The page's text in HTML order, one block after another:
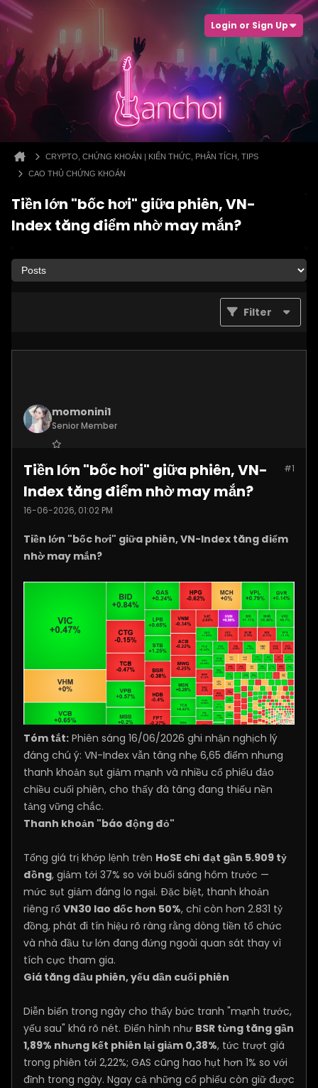
Login or Sign Up
CRYPTO, CHỨNG KHOÁN | KIẾN THỨC, PHÂN TÍCH, TIPS
CAO THỦ CHỨNG KHOÁN
Tiền lớn "bốc hơi" giữa phiên, VN-
Index tăng điểm nhờ may mắn?
Filter
momonini1
Senior Member
Posts:
5399 #1
Tiền lớn "bốc hơi" giữa phiên, VN-
Index tăng điểm nhờ may mắn?
16-06-2026, 01:02 PM
Tiền lớn "bốc hơi" giữa phiên, VN-Index tăng điểm
nhờ may mắn?
Tóm tắt: Phiên sáng 16/06/2026 ghi nhận nghịch lý
đáng chú ý: VN-Index vẫn tăng nhẹ 6,65 điểm nhưng
thanh khoản sụt giảm mạnh và nhiều cổ phiếu đảo
chiều cuối phiên, cho thấy đà tăng đang thiếu nền
tảng vững chắc.
Thanh khoản "báo động đỏ"
Tổng giá trị khớp lệnh trên HoSE chỉ đạt gần 5.909 tỷ
đồng, giảm tới 37% so với buổi sáng hôm trước —
mức sụt giảm đáng lo ngại. Đặc biệt, thanh khoản
riêng rổ VN30 lao dốc hơn 50%, chỉ còn hơn 2.831 tỷ
đồng, phát đi tín hiệu rõ ràng rằng dòng tiền tổ chức
và nhà đầu tư lớn đang đứng ngoài quan sát thay vì
tích cực tham gia.
Giá tăng đầu phiên, yếu dần cuối phiên
Diễn biến trong ngày cho thấy bức tranh "mạnh trước,
yếu sau" khá rõ nét. Điển hình như BSR từng tăng gần
1,89% nhưng kết phiên lại giảm 0,38%, tức trượt giá
trong phiên tới 2,22%; GAS cũng hao hụt hơn 1% so với
đỉnh trong ngày. Ngay cả những cổ phiếu còn giữ được